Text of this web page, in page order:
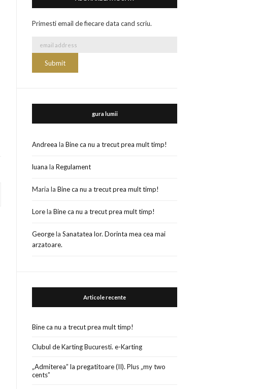
Primesti email de fiecare data cand scriu.
gura lumii
Andreea laBine ca nu a trecut prea mult timp!
luana laRegulament
Maria laBine ca nu a trecut prea mult timp!
LorelaBine ca nu a trecut prea mult timp!
GeorgelaSanatatea lor. Dorinta mea cea mai
arzatoare.
Articole recente
Bine ca nu a trecut prea mult timp!
Clubul de Karting Bucuresti. e-Karting
„Admiterea” la pregatitoare (II). Plus „my two
cents”